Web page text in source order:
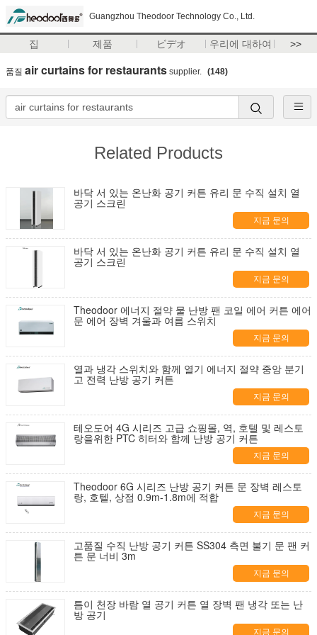
Guangzhou Theodoor Technology Co., Ltd.
집 제품 ビデオ 우리에 대하여 >>
품질 air curtains for restaurants supplier. (148)
Related Products
바닥 서 있는 온난화 공기 커튼 유리 문 수직 설치 열
공기 스크린
지금 문의
바닥 서 있는 온난화 공기 커튼 유리 문 수직 설치 열
공기 스크린
지금 문의
Theodoor 에너지 절약 물 난방 팬 코일 에어 커튼 에어
문 에어 장벽 겨울과 여름 스위치
지금 문의
열과 냉각 스위치와 함께 열기 에너지 절약 중앙 분기
고 전력 난방 공기 커튼
지금 문의
테오도어 4G 시리즈 고급 쇼핑몰, 역, 호텔 및 레스토
랑을위한 PTC 히터와 함께 난방 공기 커튼
지금 문의
Theodoor 6G 시리즈 난방 공기 커튼 문 장벽 레스토
랑, 호텔, 상점 0.9m-1.8m에 적합
지금 문의
고품질 수직 난방 공기 커튼 SS304 측면 불기 문 팬 커
튼 문 너비 3m
지금 문의
틈이 천장 바람 열 공기 커튼 열 장벽 팬 냉각 또는 난
방 공기
지금 문의